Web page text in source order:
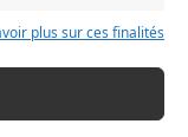
plus sur ces finalités